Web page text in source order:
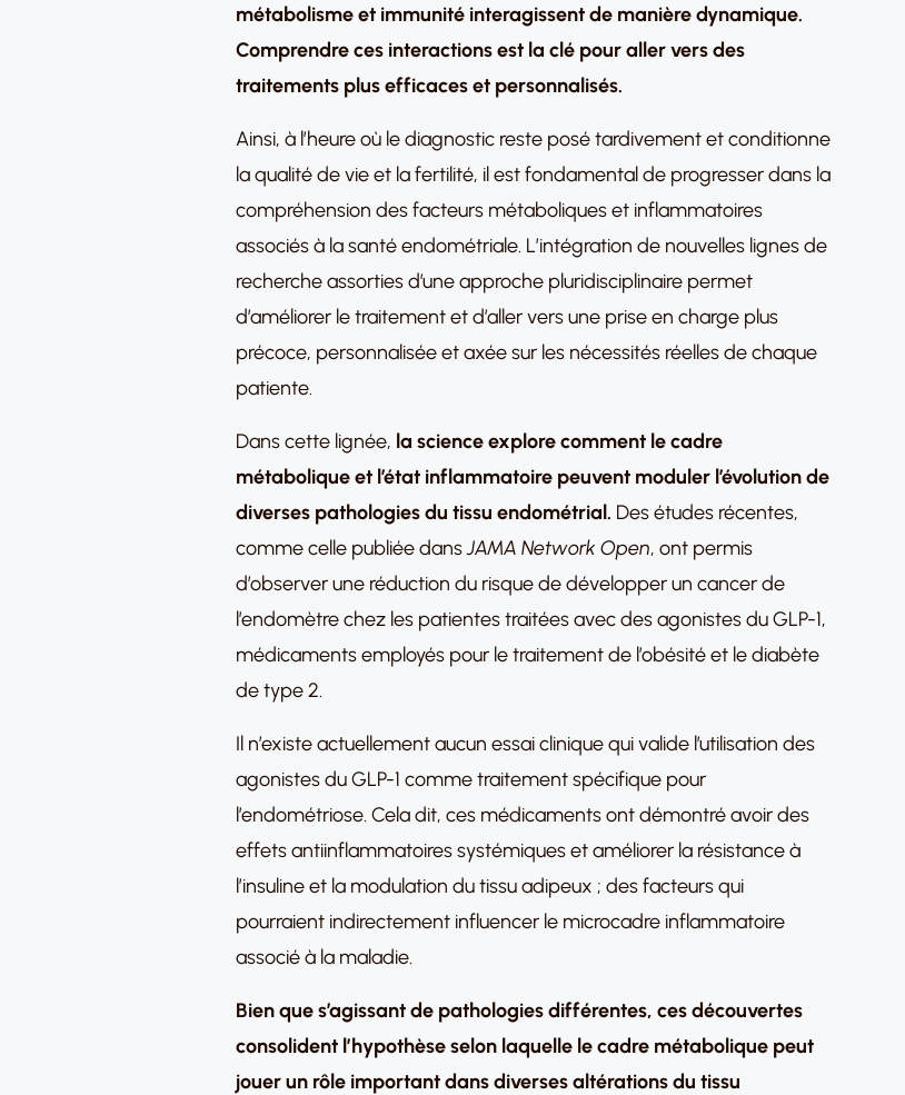
métabolisme et immunité interagissent de manière dynamique.
Comprendre ces interactions est la clé pour aller vers des
traitements plus efficaces et personnalisés.
Ainsi, à l’heure où le diagnostic reste posé tardivement et conditionne
la qualité de vie et la fertilité, il est fondamental de progresser dans la
compréhension des facteurs métaboliques et inflammatoires
associés à la santé endométriale. L’intégration de nouvelles lignes de
recherche assorties d’une approche pluridisciplinaire permet
d’améliorer le traitement et d’aller vers une prise en charge plus
précoce, personnalisée et axée sur les nécessités réelles de chaque
patiente.
Dans cette lignée, la science explore comment le cadre
métabolique et l’état inflammatoire peuvent moduler l’évolution de
diverses pathologies du tissu endométrial. Des études récentes,
comme celle publiée dansJAMA Network Open, ont permis
d’observer une réduction du risque de développer un cancer de
l’endomètre chez les patientes traitées avec des agonistes du GLP-1,
médicaments employés pour le traitement de l’obésité et le diabète
de type 2.
Il n’existe actuellement aucun essai clinique qui valide l’utilisation des
agonistes du GLP-1 comme traitement spécifique pour
l’endométriose. Cela dit, ces médicaments ont démontré avoir des
effets antiinflammatoires systémiques et améliorer la résistance à
l’insuline et la modulation du tissu adipeux ; des facteurs qui
pourraient indirectement influencer le microcadre inflammatoire
associé à la maladie.
Bien que s’agissant de pathologies différentes, ces découvertes
consolident l’hypothèse selon laquelle le cadre métabolique peut
jouer un rôle important dans diverses altérations du tissu